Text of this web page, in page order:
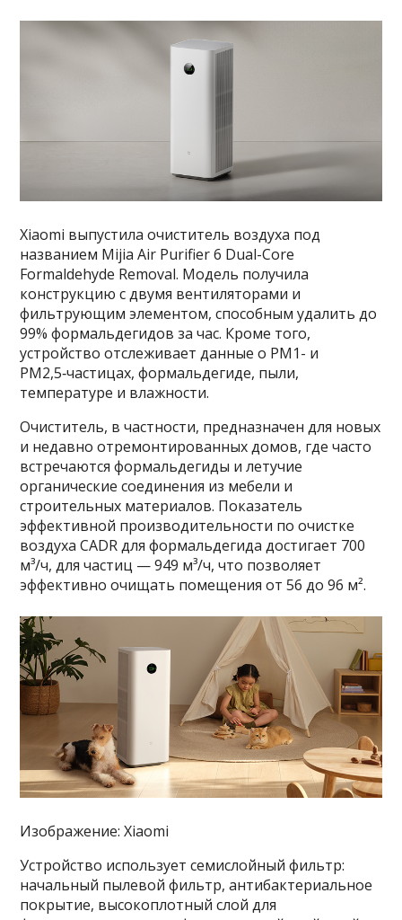
Xiaomi выпустила очиститель воздуха под
названием Mijia Air Purifier 6 Dual-Core
Formaldehyde Removal. Модель получила
конструкцию с двумя вентиляторами и
фильтрующим элементом, способным удалить до
99% формальдегидов за час. Кроме того,
устройство отслеживает данные о PM1- и
PM2,5‑частицах, формальдегиде, пыли,
температуре и влажности.
Очиститель, в частности, предназначен для новых
и недавно отремонтированных домов, где часто
встречаются формальдегиды и летучие
органические соединения из мебели и
строительных материалов. Показатель
эффективной производительности по очистке
воздуха CADR для формальдегида достигает 700
м³/ч, для частиц — 949 м³/ч, что позволяет
эффективно очищать помещения от 56 до 96 м².
Изображение: Xiaomi
Устройство использует семислойный фильтр:
начальный пылевой фильтр, антибактериальное
покрытие, высокоплотный слой для